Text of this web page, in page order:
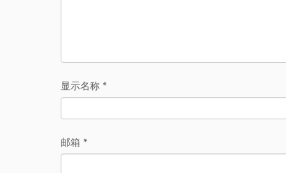
显示名称 *
邮箱 *